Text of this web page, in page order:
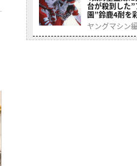
台が殺到した
園”鈴鹿4耐を
ズキGSX400E
ジ目）
ヤングマシン